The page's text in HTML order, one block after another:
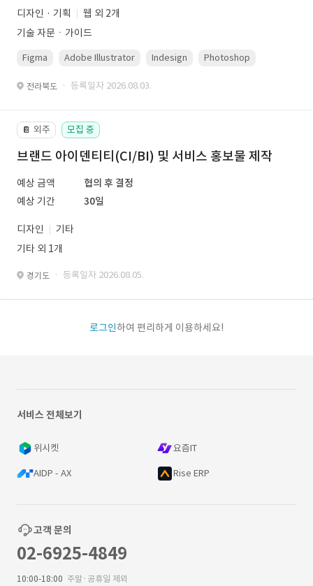
디자인 · 기획
웹 외 2개
기술 자문ㆍ가이드
Figma Adobe Illustrator Indesign Photoshop
전라북도 · 등록일자 2026.08.03.
📔 외주 모집 중
브랜드 아이덴티티(CI/BI) 및 서비스 홍보물 제작
예상 금액
협의 후 결정
예상 기간
30일
디자인
기타
기타 외 1개
경기도 · 등록일자 2026.08.05.
로그인하여 편리하게 이용하세요!
서비스 전체보기
위시켓 요즘IT
AIDP - AX Rise ERP
고객 문의
02-6925-4849
10:00-18:00 주말·공휴일 제외